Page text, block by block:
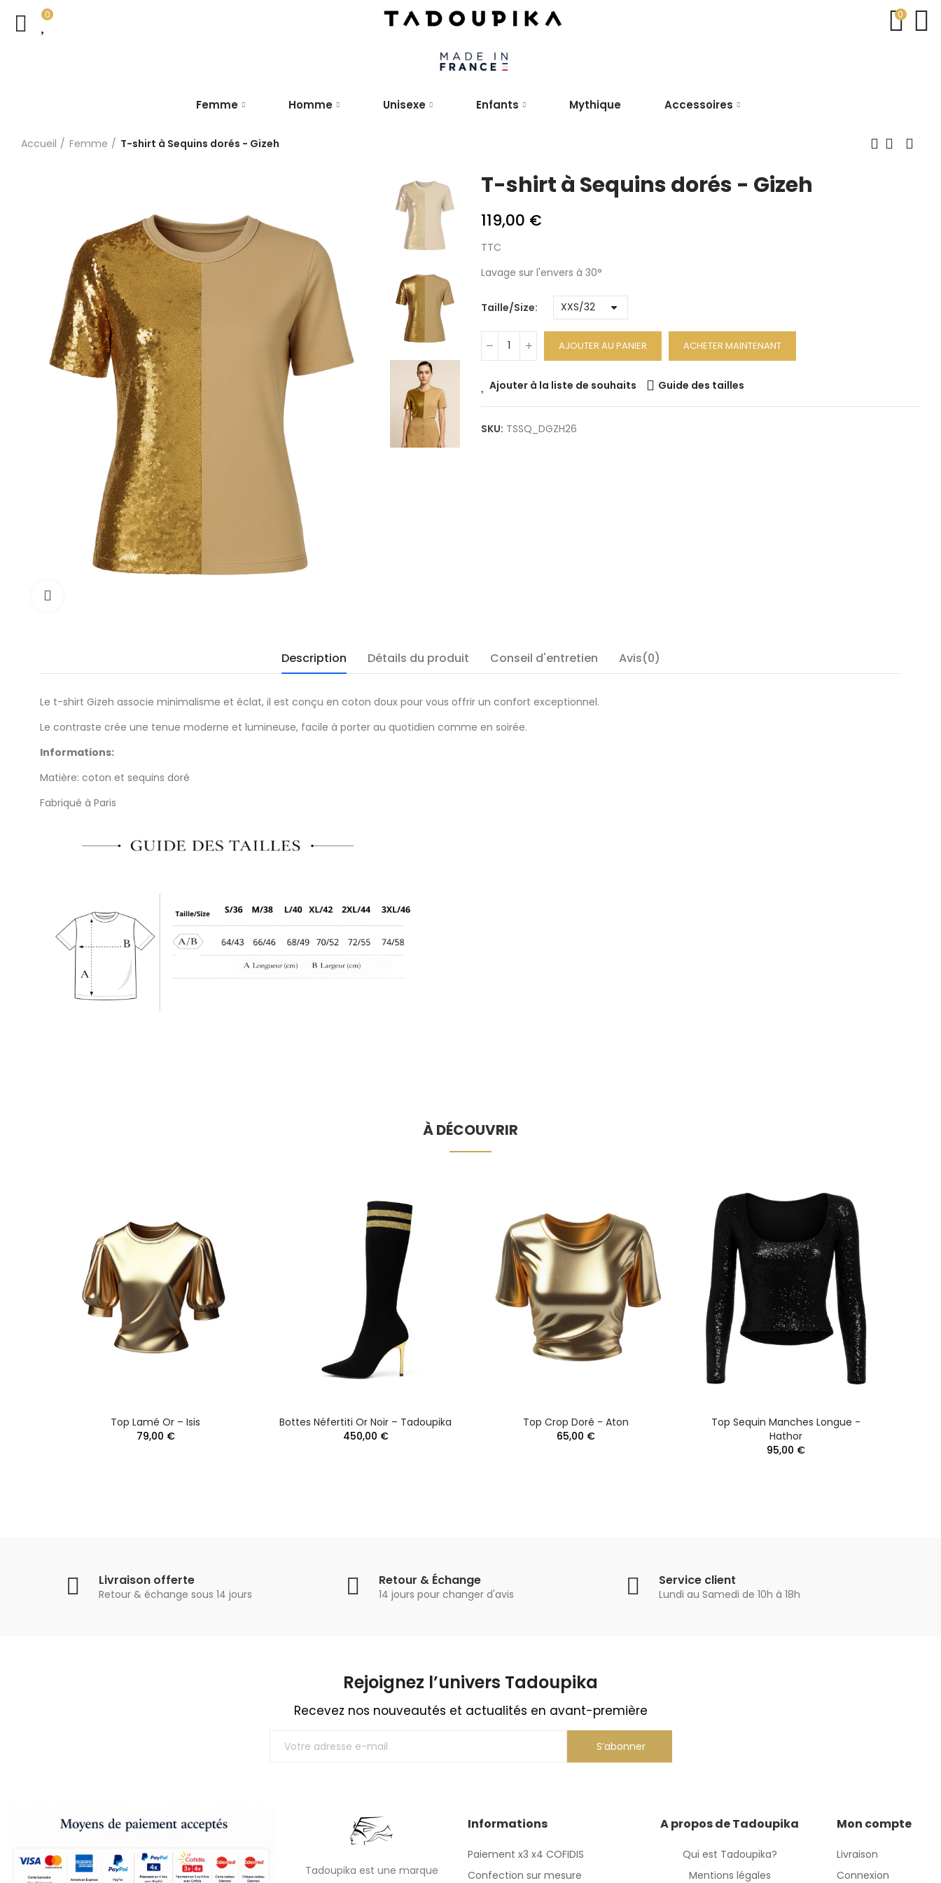
0 0
Femme Homme Unisexe Enfants Mythique Accessoires
Accueil Femme T-shirt à Sequins dorés - Gizeh
T-shirt à Sequins dorés - Gizeh
119,00 €
TTC
Lavage sur l'envers à 30°
Taille/Size
AJOUTER AU PANIER ACHETER MAINTENANT
Ajouter à la liste de souhaits Guide des tailles
SKU: TSSQ_DGZH26
Description Détails du produit Conseil d'entretien Avis(0)
Le t-shirt Gizeh associe minimalisme et éclat, il est conçu en coton doux pour vous offrir un confort exceptionnel.
Le contraste crée une tenue moderne et lumineuse, facile à porter au quotidien comme en soirée.
Informations:
Matière: coton et sequins doré
Fabriqué à Paris
À DÉCOUVRIR
Top Lamé Or – Isis
79,00 €
Bottes Néfertiti Or Noir – Tadoupika
450,00 €
Top Crop Doré - Aton
65,00 €
Top Sequin Manches Longue -
Hathor
95,00 €
Livraison offerte
Retour & échange sous 14 jours
Retour & Échange
14 jours pour changer d'avis
Service client
Lundi au Samedi de 10h à 18h
Rejoignez l’univers Tadoupika​
Recevez nos nouveautés et actualités en avant-première
S’abonner
Tadoupika est une marque
Informations
Paiement x3 x4 COFIDIS
Confection sur mesure
A propos de Tadoupika
Qui est Tadoupika?
Mentions légales
Mon compte
Livraison
Connexion